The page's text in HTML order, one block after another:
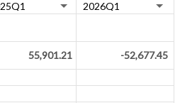
55,901.21
-52,677.45